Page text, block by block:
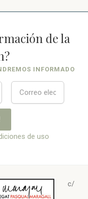
de la
INFORMADO
de uso
c/